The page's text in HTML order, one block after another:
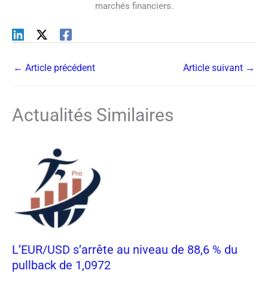
marchés financiers.
← Article précédent Article suivant →
Actualités Similaires
L’EUR/USD s’arrête au niveau de 88,6 % du
pullback de 1,0972